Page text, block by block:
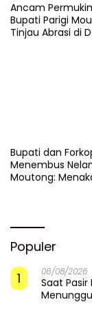
Ancam
Bupati Parigi
Tinjau Abrasi di
​Bupati dan
Menembus
Moutong:
Populer
1
06/08/2026
Saat